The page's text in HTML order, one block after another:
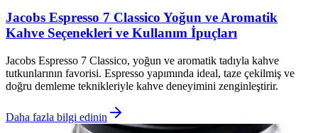
Jacobs Espresso 7 Classico Yoğun ve Aromatik
Kahve Seçenekleri ve Kullanım İpuçları
Jacobs Espresso 7 Classico, yoğun ve aromatik tadıyla kahve
tutkunlarının favorisi. Espresso yapımında ideal, taze çekilmiş ve
doğru demleme teknikleriyle kahve deneyimini zenginleştirir.
Daha fazla bilgi edinin